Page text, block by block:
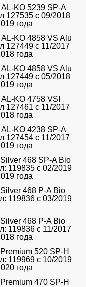
KO 5239 SP-A
127535 с 09/2018
года
KO 4858 VS Alu
127449 с 11/2017
года
KO 4858 VS Alu
127449 с 05/2018
года
KO 4758 VSI
127461 с 11/2017
года
KO 4238 SP-A
127454 c 11/2017
года
468 SP-A Bio
119835 с 02/2019
года
468 P-A Bio
119836 с 03/2019
468 P-A Bio
119836 с 11/2017
года
520 SP-H
119969 с 10/2019
года
470 SP-H